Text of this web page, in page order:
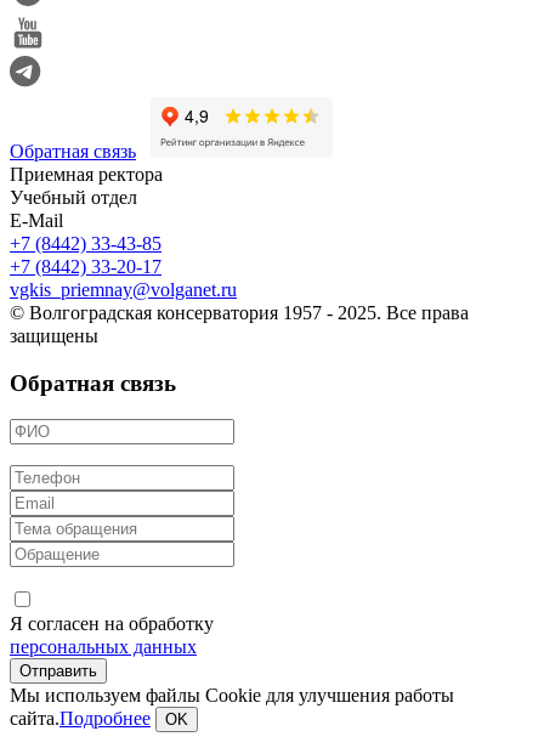
Обратная связь
Приемная ректора
Учебный отдел
E-Mail
+7 (8442) 33-43-85
+7 (8442) 33-20-17
vgkis_priemnay@volganet.ru
© Волгоградская консерватория 1957 - 2025. Все права
защищены
Обратная связь
Я согласен на обработку
персональных данных
Мы используем файлы Cookie для улучшения работы
сайта.Подробнее OK